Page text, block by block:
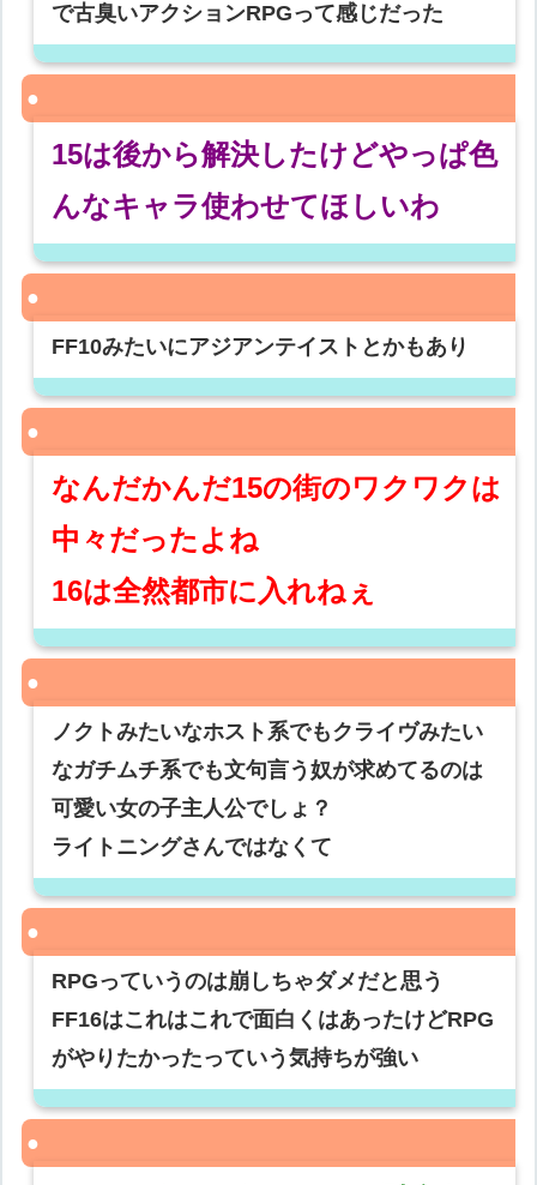
で古臭いアクションRPGって感じだった
15は後から解決したけどやっぱ色
んなキャラ使わせてほしいわ
FF10みたいにアジアンテイストとかもあり
なんだかんだ15の街のワクワクは
中々だったよね
16は全然都市に入れねぇ
ノクトみたいなホスト系でもクライヴみたい
なガチムチ系でも文句言う奴が求めてるのは
可愛い女の子主人公でしょ？
ライトニングさんではなくて
RPGっていうのは崩しちゃダメだと思う
FF16はこれはこれで面白くはあったけどRPG
がやりたかったっていう気持ちが強い